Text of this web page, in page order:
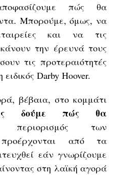
πώς θα
Μπορούμε, όμως, να
και να τις
την έρευνά τους
τις προτεραιότητές
Darby Hoover.
βέβαια, στο κομμάτι
δούμε πώς θα
των
από τα
εάν γνωρίζουμε
στη λαϊκή αγορά